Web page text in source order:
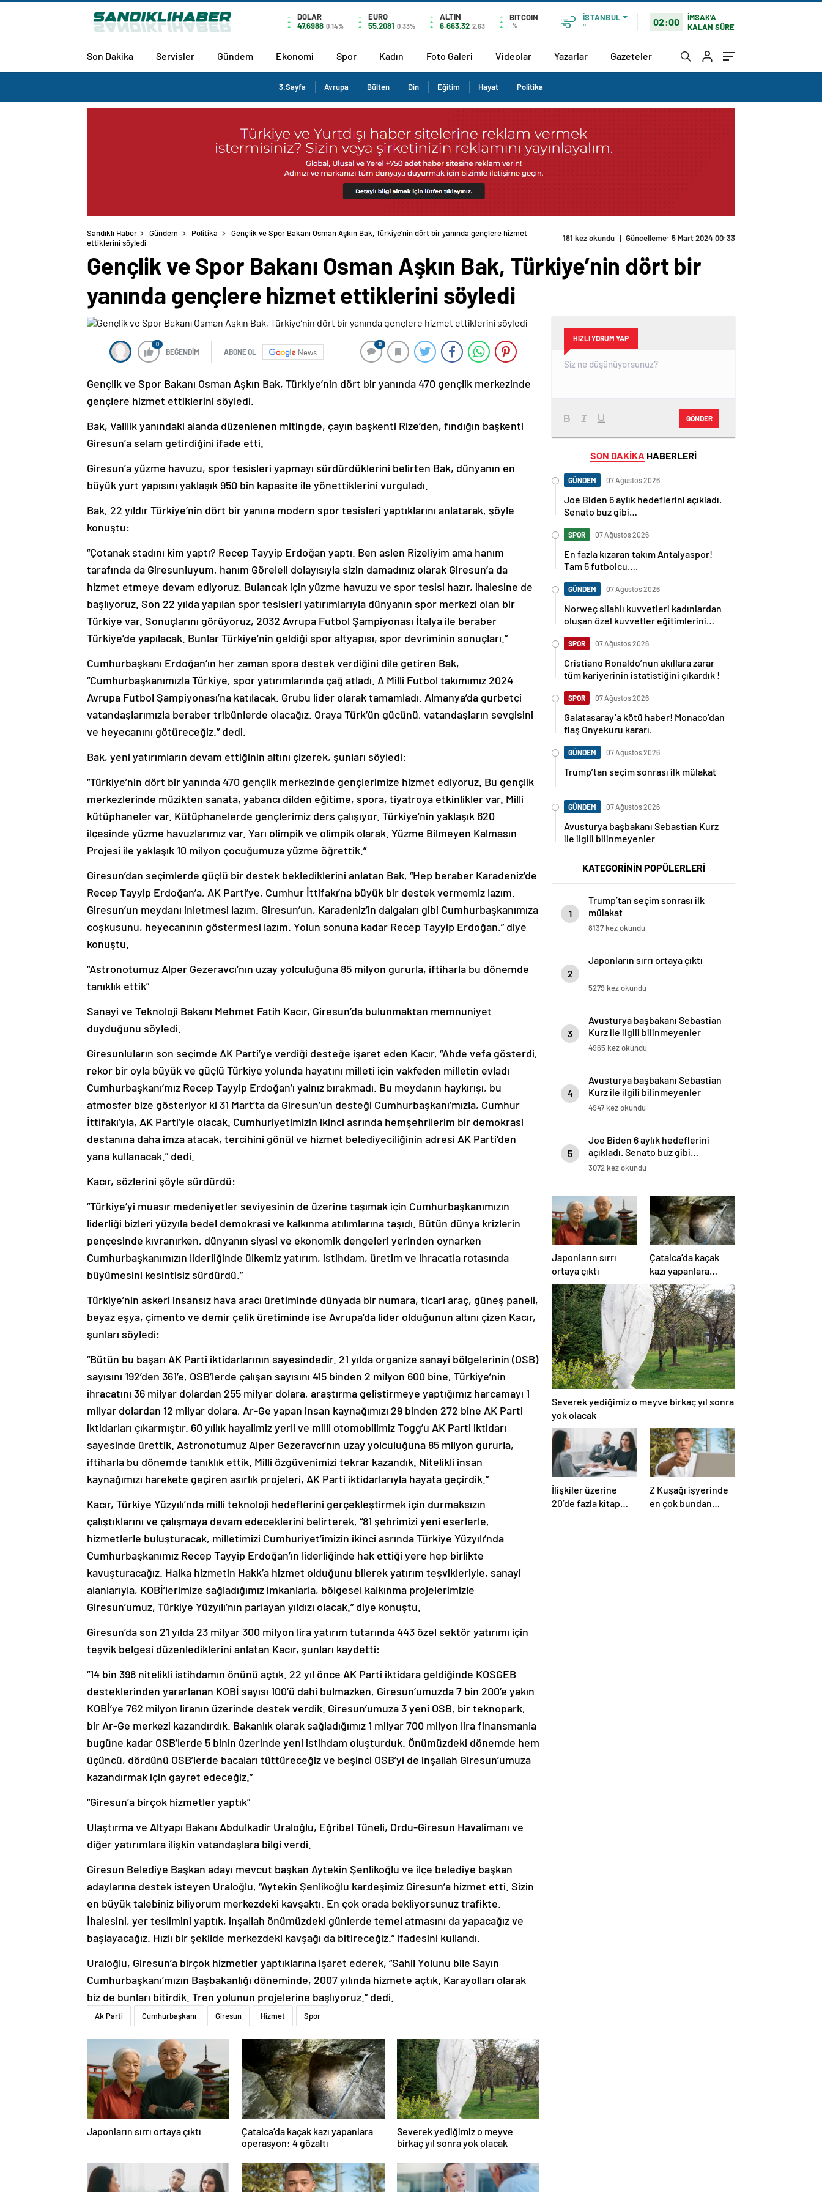
DOLAR
47,6988 0.14%
EURO
55,2081 0.33%
ALTIN
6.663,32 2,63
BITCOIN
%
İSTANBUL
°
02:00
İMSAK'A
KALAN SÜRE
Son Dakika Servisler Gündem Ekonomi Spor Kadın Foto Galeri Videolar Yazarlar Gazeteler
3.Sayfa Avrupa Bülten Din Eğitim Hayat Politika
Sandıklı Haber Gündem Politika
Gençlik ve Spor Bakanı Osman Aşkın Bak, Türkiye’nin dört bir yanında gençlere hizmet
ettiklerini söyledi
181 kez okundu | Güncelleme: 5 Mart 2024 00:33
Gençlik ve Spor Bakanı Osman Aşkın Bak, Türkiye’nin dört bir
yanında gençlere hizmet ettiklerini söyledi
0
BEĞENDİM ABONE OL News
0
Gençlik ve Spor Bakanı Osman Aşkın Bak, Türkiye’nin dört bir yanında 470 gençlik merkezinde
gençlere hizmet ettiklerini söyledi.
Bak, Valilik yanındaki alanda düzenlenen mitingde, çayın başkenti Rize’den, fındığın başkenti
Giresun’a selam getirdiğini ifade etti.
Giresun’a yüzme havuzu, spor tesisleri yapmayı sürdürdüklerini belirten Bak, dünyanın en
büyük yurt yapısını yaklaşık 950 bin kapasite ile yönettiklerini vurguladı.
Bak, 22 yıldır Türkiye’nin dört bir yanına modern spor tesisleri yaptıklarını anlatarak, şöyle
konuştu:
“Çotanak stadını kim yaptı? Recep Tayyip Erdoğan yaptı. Ben aslen Rizeliyim ama hanım
tarafında da Giresunluyum, hanım Göreleli dolayısıyla sizin damadınız olarak Giresun’a da
hizmet etmeye devam ediyoruz. Bulancak için yüzme havuzu ve spor tesisi hazır, ihalesine de
başlıyoruz. Son 22 yılda yapılan spor tesisleri yatırımlarıyla dünyanın spor merkezi olan bir
Türkiye var. Sonuçlarını görüyoruz, 2032 Avrupa Futbol Şampiyonası İtalya ile beraber
Türkiye’de yapılacak. Bunlar Türkiye’nin geldiği spor altyapısı, spor devriminin sonuçları.”
Cumhurbaşkanı Erdoğan’ın her zaman spora destek verdiğini dile getiren Bak,
“Cumhurbaşkanımızla Türkiye, spor yatırımlarında çağ atladı. A Milli Futbol takımımız 2024
Avrupa Futbol Şampiyonası’na katılacak. Grubu lider olarak tamamladı. Almanya’da gurbetçi
vatandaşlarımızla beraber tribünlerde olacağız. Oraya Türk’ün gücünü, vatandaşların sevgisini
ve heyecanını götüreceğiz.” dedi.
Bak, yeni yatırımların devam ettiğinin altını çizerek, şunları söyledi:
“Türkiye’nin dört bir yanında 470 gençlik merkezinde gençlerimize hizmet ediyoruz. Bu gençlik
merkezlerinde müzikten sanata, yabancı dilden eğitime, spora, tiyatroya etkinlikler var. Milli
kütüphaneler var. Kütüphanelerde gençlerimiz ders çalışıyor. Türkiye’nin yaklaşık 620
ilçesinde yüzme havuzlarımız var. Yarı olimpik ve olimpik olarak. Yüzme Bilmeyen Kalmasın
Projesi ile yaklaşık 10 milyon çocuğumuza yüzme öğrettik.”
Giresun’dan seçimlerde güçlü bir destek beklediklerini anlatan Bak, “Hep beraber Karadeniz’de
Recep Tayyip Erdoğan’a, AK Parti’ye, Cumhur İttifakı’na büyük bir destek vermemiz lazım.
Giresun’un meydanı inletmesi lazım. Giresun’un, Karadeniz’in dalgaları gibi Cumhurbaşkanımıza
coşkusunu, heyecanının göstermesi lazım. Yolun sonuna kadar Recep Tayyip Erdoğan.” diye
konuştu.
“Astronotumuz Alper Gezeravcı’nın uzay yolculuğuna 85 milyon gururla, iftiharla bu dönemde
tanıklık ettik”
Sanayi ve Teknoloji Bakanı Mehmet Fatih Kacır, Giresun’da bulunmaktan memnuniyet
duyduğunu söyledi.
Giresunluların son seçimde AK Parti’ye verdiği desteğe işaret eden Kacır, “Ahde vefa gösterdi,
rekor bir oyla büyük ve güçlü Türkiye yolunda hayatını milleti için vakfeden milletin evladı
Cumhurbaşkanı’mız Recep Tayyip Erdoğan’ı yalnız bırakmadı. Bu meydanın haykırışı, bu
atmosfer bize gösteriyor ki 31 Mart’ta da Giresun’un desteği Cumhurbaşkanı’mızla, Cumhur
İttifakı’yla, AK Parti’yle olacak. Cumhuriyetimizin ikinci asrında hemşehrilerim bir demokrasi
destanına daha imza atacak, tercihini gönül ve hizmet belediyeciliğinin adresi AK Parti’den
yana kullanacak.” dedi.
Kacır, sözlerini şöyle sürdürdü:
“Türkiye’yi muasır medeniyetler seviyesinin de üzerine taşımak için Cumhurbaşkanımızın
liderliği bizleri yüzyıla bedel demokrasi ve kalkınma atılımlarına taşıdı. Bütün dünya krizlerin
pençesinde kıvranırken, dünyanın siyasi ve ekonomik dengeleri yerinden oynarken
Cumhurbaşkanımızın liderliğinde ülkemiz yatırım, istihdam, üretim ve ihracatla rotasında
büyümesini kesintisiz sürdürdü.”
Türkiye’nin askeri insansız hava aracı üretiminde dünyada bir numara, ticari araç, güneş paneli,
beyaz eşya, çimento ve demir çelik üretiminde ise Avrupa’da lider olduğunun altını çizen Kacır,
şunları söyledi:
“Bütün bu başarı AK Parti iktidarlarının sayesindedir. 21 yılda organize sanayi bölgelerinin (OSB)
sayısını 192’den 361’e, OSB’lerde çalışan sayısını 415 binden 2 milyon 600 bine, Türkiye’nin
ihracatını 36 milyar dolardan 255 milyar dolara, araştırma geliştirmeye yaptığımız harcamayı 1
milyar dolardan 12 milyar dolara, Ar-Ge yapan insan kaynağımızı 29 binden 272 bine AK Parti
iktidarları çıkarmıştır. 60 yıllık hayalimiz yerli ve milli otomobilimiz Togg’u AK Parti iktidarı
sayesinde ürettik. Astronotumuz Alper Gezeravcı’nın uzay yolculuğuna 85 milyon gururla,
iftiharla bu dönemde tanıklık ettik. Milli özgüvenimizi tekrar kazandık. Nitelikli insan
kaynağımızı harekete geçiren asırlık projeleri, AK Parti iktidarlarıyla hayata geçirdik.”
Kacır, Türkiye Yüzyılı’nda milli teknoloji hedeflerini gerçekleştirmek için durmaksızın
çalıştıklarını ve çalışmaya devam edeceklerini belirterek, “81 şehrimizi yeni eserlerle,
hizmetlerle buluşturacak, milletimizi Cumhuriyet’imizin ikinci asrında Türkiye Yüzyılı’nda
Cumhurbaşkanımız Recep Tayyip Erdoğan’ın liderliğinde hak ettiği yere hep birlikte
kavuşturacağız. Halka hizmetin Hakk’a hizmet olduğunu bilerek yatırım teşvikleriyle, sanayi
alanlarıyla, KOBİ’lerimize sağladığımız imkanlarla, bölgesel kalkınma projelerimizle
Giresun’umuz, Türkiye Yüzyılı’nın parlayan yıldızı olacak.” diye konuştu.
Giresun’da son 21 yılda 23 milyar 300 milyon lira yatırım tutarında 443 özel sektör yatırımı için
teşvik belgesi düzenlediklerini anlatan Kacır, şunları kaydetti:
“14 bin 396 nitelikli istihdamın önünü açtık. 22 yıl önce AK Parti iktidara geldiğinde KOSGEB
desteklerinden yararlanan KOBİ sayısı 100’ü dahi bulmazken, Giresun’umuzda 7 bin 200’e yakın
KOBİ’ye 762 milyon liranın üzerinde destek verdik. Giresun’umuza 3 yeni OSB, bir teknopark,
bir Ar-Ge merkezi kazandırdık. Bakanlık olarak sağladığımız 1 milyar 700 milyon lira finansmanla
bugüne kadar OSB’lerde 5 binin üzerinde yeni istihdam oluşturduk. Önümüzdeki dönemde hem
üçüncü, dördünü OSB’lerde bacaları tüttüreceğiz ve beşinci OSB’yi de inşallah Giresun’umuza
kazandırmak için gayret edeceğiz.”
“Giresun’a birçok hizmetler yaptık”
Ulaştırma ve Altyapı Bakanı Abdulkadir Uraloğlu, Eğribel Tüneli, Ordu-Giresun Havalimanı ve
diğer yatırımlara ilişkin vatandaşlara bilgi verdi.
Giresun Belediye Başkan adayı mevcut başkan Aytekin Şenlikoğlu ve ilçe belediye başkan
adaylarına destek isteyen Uraloğlu, “Aytekin Şenlikoğlu kardeşimiz Giresun’a hizmet etti. Sizin
en büyük talebiniz biliyorum merkezdeki kavşaktı. En çok orada bekliyorsunuz trafikte.
İhalesini, yer teslimini yaptık, inşallah önümüzdeki günlerde temel atmasını da yapacağız ve
başlayacağız. Hızlı bir şekilde merkezdeki kavşağı da bitireceğiz.” ifadesini kullandı.
Uraloğlu, Giresun’a birçok hizmetler yaptıklarına işaret ederek, “Sahil Yolunu bile Sayın
Cumhurbaşkanı’mızın Başbakanlığı döneminde, 2007 yılında hizmete açtık. Karayolları olarak
biz de bunları bitirdik. Tren yolunun projelerine başlıyoruz.” dedi.
Ak Parti Cumhurbaşkanı Giresun Hizmet Spor
Japonların sırrı ortaya çıktı
Çatalca’da kaçak kazı yapanlara
operasyon: 4 gözaltı
Severek yediğimiz o meyve
birkaç yıl sonra yok olacak
HIZLI YORUM YAP
GÖNDER
SON DAKİKA HABERLERİ
GÜNDEM 07 Ağustos 2026
Joe Biden 6 aylık hedeflerini açıkladı.
Senato buz gibi…
SPOR 07 Ağustos 2026
En fazla kızaran takım Antalyaspor!
Tam 5 futbolcu….
GÜNDEM 07 Ağustos 2026
Norweç silahlı kuvvetleri kadınlardan
oluşan özel kuvvetler eğitimlerini
SPOR 07 Ağustos 2026
Cristiano Ronaldo’nun akıllara zarar
tüm kariyerinin istatistiğini çıkardık !
SPOR 07 Ağustos 2026
Galatasaray’a kötü haber! Monaco’dan
flaş Onyekuru kararı.
GÜNDEM 07 Ağustos 2026
Trump’tan seçim sonrası ilk mülakat
GÜNDEM 07 Ağustos 2026
Avusturya başbakanı Sebastian Kurz
ile ilgili bilinmeyenler
KATEGORİNİN POPÜLERLERİ
1
Trump’tan seçim sonrası ilk
mülakat
8137 kez okundu
2
Japonların sırrı ortaya çıktı
5279 kez okundu
3
Avusturya başbakanı Sebastian
Kurz ile ilgili bilinmeyenler
4965 kez okundu
4
Avusturya başbakanı Sebastian
Kurz ile ilgili bilinmeyenler
4947 kez okundu
5
Joe Biden 6 aylık hedeflerini
açıkladı. Senato buz gibi…
3072 kez okundu
Japonların sırrı
ortaya çıktı
Çatalca’da kaçak
kazı yapanlara
operasyon: 4
gözaltı
Severek yediğimiz o meyve birkaç yıl sonra
yok olacak
İlişkiler üzerine
20’de fazla kitap
Z Kuşağı işyerinde
en çok bundan